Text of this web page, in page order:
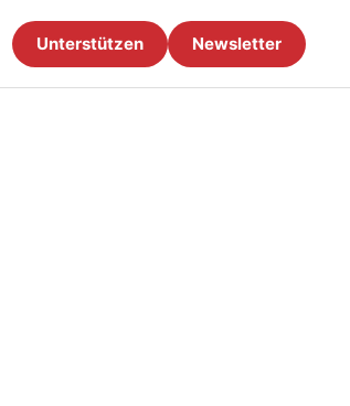
Unterstützen Newsletter